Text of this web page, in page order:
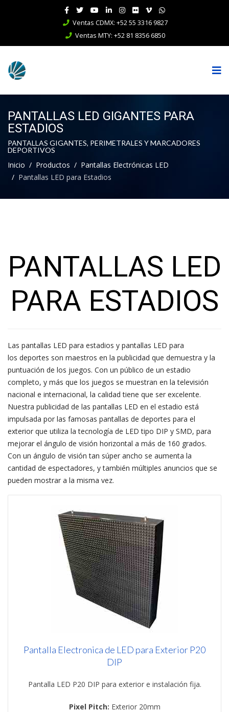
Ventas CDMX: +52 55 3316 9827
Ventas MTY: +52 81 8356 6850
PANTALLAS LED GIGANTES PARA
ESTADIOS
PANTALLAS GIGANTES, PERIMETRALES Y MARCADORES
DEPORTIVOS
Inicio Productos
Pantallas Electrónicas LED
Pantallas LED para Estadios
PANTALLAS LED
PARA ESTADIOS
Las pantallas LED para estadios y pantallas LED para
los deportes son maestros en la publicidad que demuestra y la
puntuación de los juegos. Con un público de un estadio
completo, y más que los juegos se muestran en la televisión
nacional e internacional, la calidad tiene que ser excelente.
Nuestra publicidad de las pantallas LED en el estadio está
impulsada por las famosas pantallas de deportes para el
exterior que utiliza la tecnología de LED tipo DIP y SMD, para
mejorar el ángulo de visión horizontal a más de 160 grados.
Con un ángulo de visión tan súper ancho se aumenta la
cantidad de espectadores, y también múltiples anuncios que se
pueden mostrar a la misma vez.
Pantalla Electronica de LED para Exterior P20
DIP
Pantalla LED P20 DIP para exterior e instalación fija.
Pixel Pitch: Exterior 20mm